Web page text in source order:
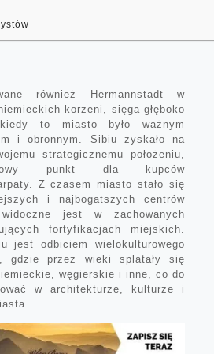
również Hermannstadt w
korzeni, sięga głęboko
to miasto było ważnym
i obronnym. Sibiu zyskało na
strategicznemu położeniu,
punkt dla kupców
Z czasem miasto stało się
i najbogatszych centrów
jest w zachowanych
fortyfikacjach miejskich.
jest odbiciem wielokulturowego
gdzie przez wieki splatały się
węgierskie i inne, co do
w architekturze, kulturze i